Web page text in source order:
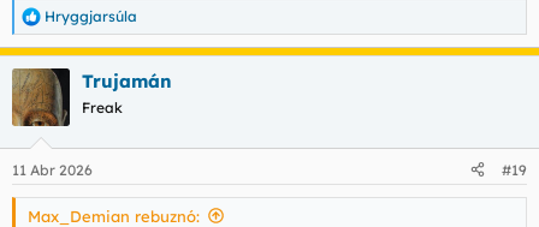
R
e
a
c
c
i
e
s
Hryggjarsúla
Trujamán
Freak
11 Abr 2026 #19
Max_Demian rebuznó: